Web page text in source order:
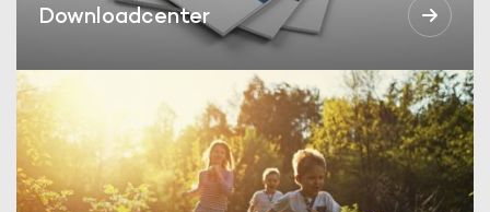
Downloadcenter